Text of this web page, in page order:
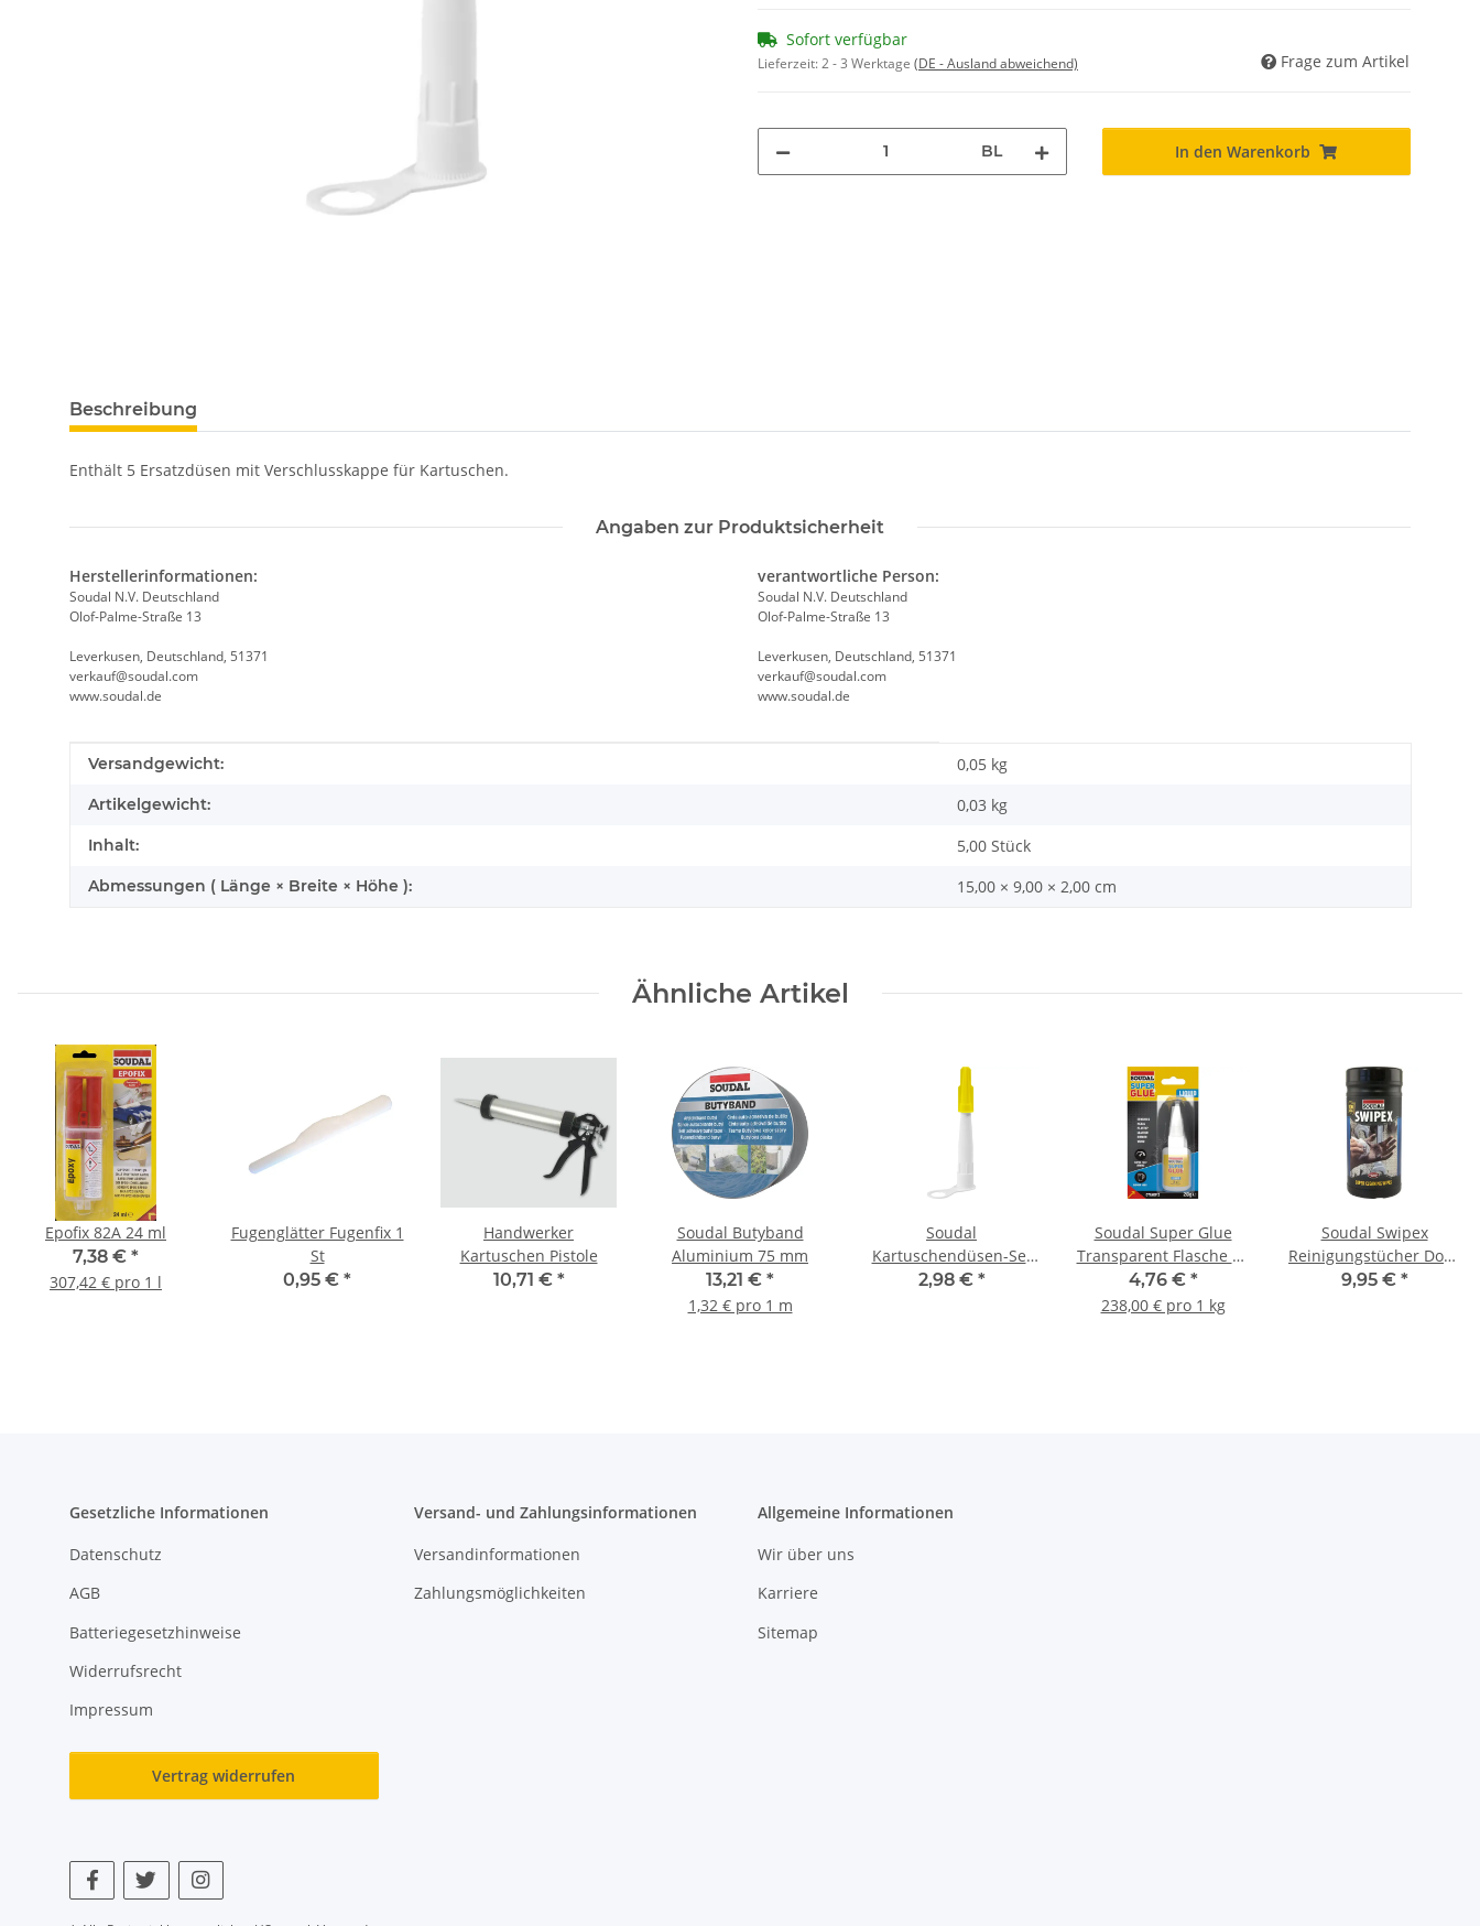
Sofort verfügbar
Lieferzeit:2 - 3 Werktage (DE - Ausland abweichend) Frage zum Artikel
BL In den Warenkorb
Beschreibung
Enthält 5 Ersatzdüsen mit Verschlusskappe für Kartuschen.
Angaben zur Produktsicherheit
Herstellerinformationen:
Soudal N.V. Deutschland
Olof-Palme-Straße 13
Leverkusen, Deutschland, 51371
verkauf@soudal.com
www.soudal.de
verantwortliche Person:
Soudal N.V. Deutschland
Olof-Palme-Straße 13
Leverkusen, Deutschland, 51371
verkauf@soudal.com
www.soudal.de
Produkteigenschaft
Wert
Versandgewicht: 0,05 kg
Artikelgewicht: 0,03 kg
Inhalt: 5,00 Stück
Abmessungen ( Länge × Breite × Höhe ): 15,00 × 9,00 × 2,00 cm
Ähnliche Artikel
Epofix 82A 24 ml
7,38 € *
307,42 € pro 1 l
Fugenglätter Fugenfix 1
St
0,95 € *
Handwerker
Kartuschen Pistole
10,71 € *
Soudal Butyband
Aluminium 75 mm
13,21 € *
1,32 € pro 1 m
Soudal
Kartuschendüsen-Set
Set 5 Stück
2,98 € *
Soudal Super Glue
Transparent Flasche 20
g
4,76 € *
238,00 € pro 1 kg
Soudal Swipex
Reinigungstücher Dose
100 Tücher
9,95 € *
Gesetzliche Informationen
Datenschutz
AGB
Batteriegesetzhinweise
Widerrufsrecht
Impressum
Vertrag widerrufen
Versand- und Zahlungsinformationen
Versandinformationen
Zahlungsmöglichkeiten
Allgemeine Informationen
Wir über uns
Karriere
Sitemap